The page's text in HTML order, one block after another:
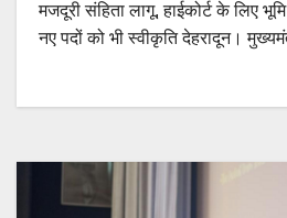
मजदूरी संहिता लागू, हाईकोर्ट के लिए
नए पदों को भी स्वीकृति देहरादून।